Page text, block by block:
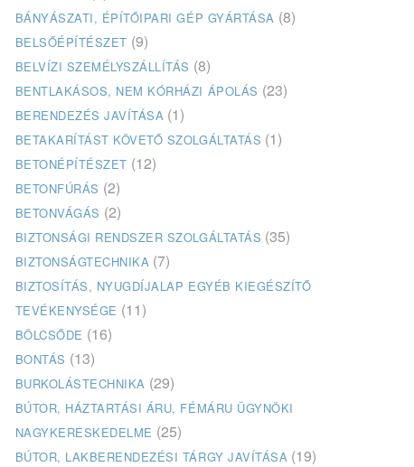
BÁNYÁSZATI, ÉPÍTŐIPARI GÉP GYÁRTÁSA (8)
BELSŐÉPÍTÉSZET (9)
BELVÍZI SZEMÉLYSZÁLLÍTÁS (8)
BENTLAKÁSOS, NEM KÓRHÁZI ÁPOLÁS (23)
BERENDEZÉS JAVÍTÁSA (1)
BETAKARÍTÁST KÖVETŐ SZOLGÁLTATÁS (1)
BETONÉPÍTÉSZET (12)
BETONFÚRÁS (2)
BETONVÁGÁS (2)
BIZTONSÁGI RENDSZER SZOLGÁLTATÁS (35)
BIZTONSÁGTECHNIKA (7)
BIZTOSÍTÁS, NYUGDÍJALAP EGYÉB KIEGÉSZÍTŐ
TEVÉKENYSÉGE (11)
BÖLCSŐDE (16)
BONTÁS (13)
BURKOLÁSTECHNIKA (29)
BÚTOR, HÁZTARTÁSI ÁRU, FÉMÁRU ÜGYNÖKI
NAGYKERESKEDELME (25)
BÚTOR, LAKBERENDEZÉSI TÁRGY JAVÍTÁSA (19)